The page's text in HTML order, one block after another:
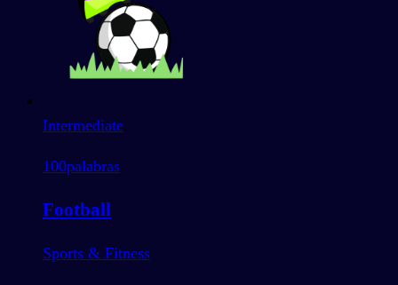
Intermediate
100palabras
Football
Sports & Fitness